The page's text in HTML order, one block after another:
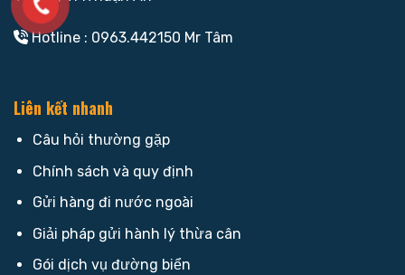
Hotline : 0963.442150 Mr Tâm
Liên kết nhanh
Câu hỏi thường gặp
Chính sách và quy định
Gửi hàng đi nước ngoài
Giải pháp gửi hành lý thừa cân
Gói dịch vụ đường biển